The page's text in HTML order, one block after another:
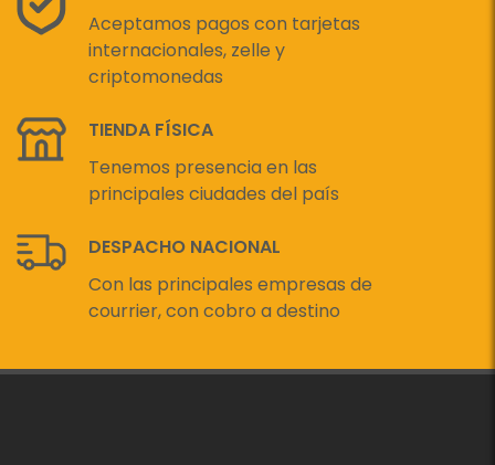
Aceptamos pagos con tarjetas
internacionales, zelle y
criptomonedas
TIENDA FÍSICA
Tenemos presencia en las
principales ciudades del país
DESPACHO NACIONAL
Con las principales empresas de
courrier, con cobro a destino